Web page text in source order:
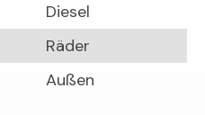
Diesel
Räder
Außen